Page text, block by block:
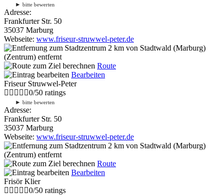
► bitte bewerten
Adresse:
Frankfurter Str. 50
35037 Marburg
Webseite: www.friseur-struwwel-peter.de
2 km von Stadtwald (Marburg)
(Zentrum) entfernt
Route
Bearbeiten
Friseur Struwwel-Peter
0/50 ratings
► bitte bewerten
Adresse:
Frankfurter Str. 50
35037 Marburg
Webseite: www.friseur-struwwel-peter.de
2 km von Stadtwald (Marburg)
(Zentrum) entfernt
Route
Bearbeiten
Frisör Klier
0/50 ratings